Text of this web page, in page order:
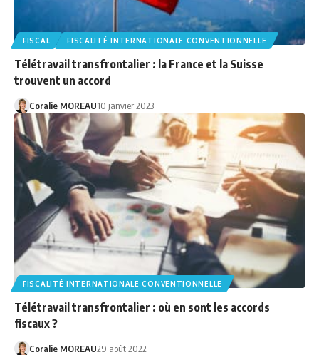
FISCAL FISCALITÉ INTERNATIONALE CONVENTIONNELLE
Télétravail transfrontalier : la France et la Suisse
trouvent un accord
Coralie MOREAU10 janvier 2023
FISCALITÉ INTERNATIONALE CONVENTIONNELLE
Télétravail transfrontalier : où en sont les accords
fiscaux ?
Coralie MOREAU29 août 2022